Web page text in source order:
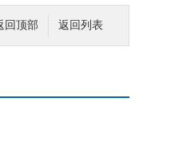
返回列表
回顶部